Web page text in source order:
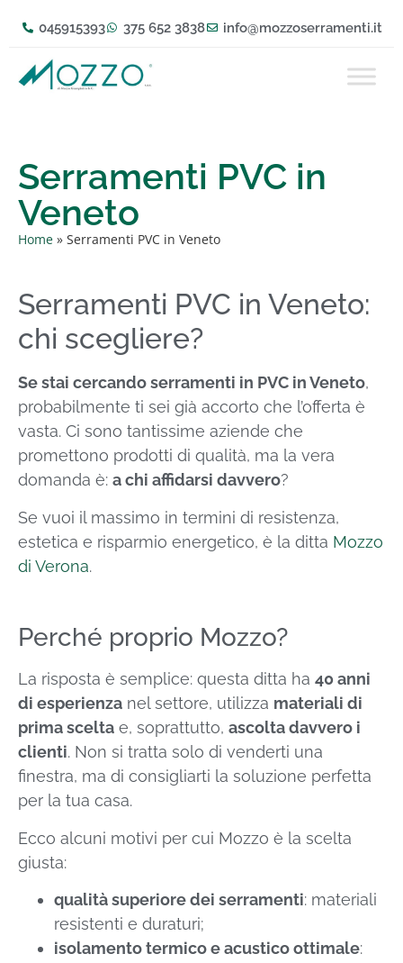
045915393 375 652 3838 info@mozzoserramenti.it
Serramenti PVC in
Veneto
Home » Serramenti PVC in Veneto
Serramenti PVC in Veneto:
chi scegliere?
Se stai cercando serramenti in PVC in Veneto,
probabilmente ti sei già accorto che l’offerta è
vasta. Ci sono tantissime aziende che
promettono prodotti di qualità, ma la vera
domanda è: a chi affidarsi davvero?
Se vuoi il massimo in termini di resistenza,
estetica e risparmio energetico, è la ditta Mozzo
di Verona.
Perché proprio Mozzo?
La risposta è semplice: questa ditta ha 40 anni
di esperienza nel settore, utilizza materiali di
prima scelta e, soprattutto, ascolta davvero i
clienti. Non si tratta solo di venderti una
finestra, ma di consigliarti la soluzione perfetta
per la tua casa.
Ecco alcuni motivi per cui Mozzo è la scelta
giusta:
qualità superiore dei serramenti: materiali
resistenti e duraturi;
isolamento termico e acustico ottimale: